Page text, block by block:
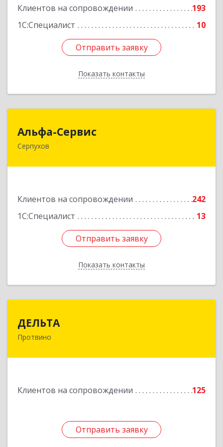
Клиентов на сопровождении
193
1С:Специалист
10
Отправить заявку
Показать контакты
Отправить заявку
Назад
Альфа-Сервис
Серпухов
Клиентов на сопровождении
242
1С:Специалист
13
Отправить заявку
Показать контакты
Отправить заявку
Назад
ДЕЛЬТА
Протвино
Клиентов на сопровождении 125
Отправить заявку
Отправить заявку